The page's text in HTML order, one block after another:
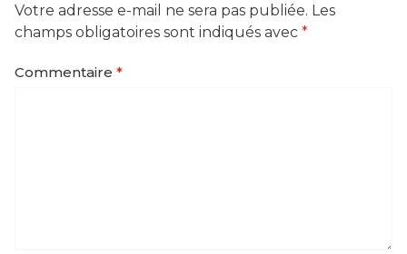
Votre adresse e-mail ne sera pas publiée. Les
champs obligatoires sont indiqués avec *
Commentaire *